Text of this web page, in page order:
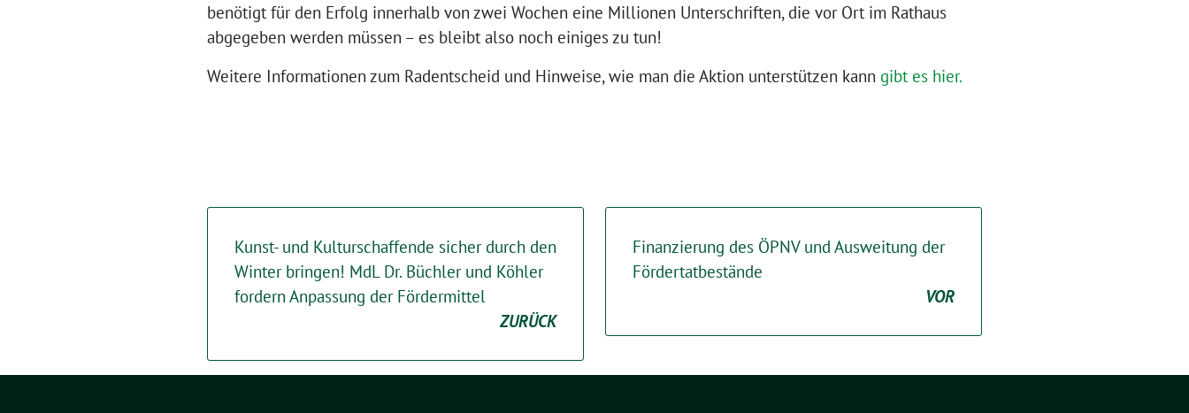
benötigt für den Erfolg innerhalb von zwei Wochen eine Millionen Unterschriften, die vor Ort im Rathaus
abgegeben werden müssen – es bleibt also noch einiges zu tun!
Weitere Informationen zum Radentscheid und Hinweise, wie man die Aktion unterstützen kann gibt es hier.
Kunst- und Kulturschaffende sicher durch den
Winter bringen! MdL Dr. Büchler und Köhler
fordern Anpassung der Fördermittel
ZURÜCK
Finanzierung des ÖPNV und Ausweitung der
Fördertatbestände
VOR